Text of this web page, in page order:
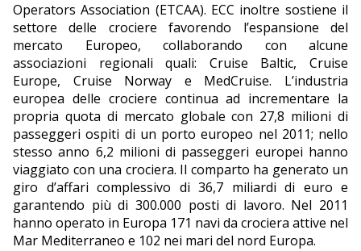
Operators Association (ETCAA). ECC inoltre sostiene il
settore delle crociere favorendo l’espansione del
mercato Europeo, collaborando con alcune
associazioni regionali quali: Cruise Baltic, Cruise
Europe, Cruise Norway e MedCruise. L’industria
europea delle crociere continua ad incrementare la
propria quota di mercato globale con 27,8 milioni di
passeggeri ospiti di un porto europeo nel 2011; nello
stesso anno 6,2 milioni di passeggeri europei hanno
viaggiato con una crociera. Il comparto ha generato un
giro d’affari complessivo di 36,7 miliardi di euro e
garantendo più di 300.000 posti di lavoro. Nel 2011
hanno operato in Europa 171 navi da crociera attive nel
Mar Mediterraneo e 102 nei mari del nord Europa.